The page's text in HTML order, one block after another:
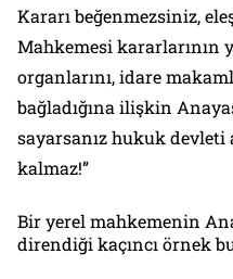
Kararı beğenmezsiniz,
Mahkemesi kararlarının
organlarını, idare
bağladığına ilişkin
sayarsanız hukuk devleti
kalmaz!”
Bir yerel mahkemenin
direndiği kaçıncı örnek